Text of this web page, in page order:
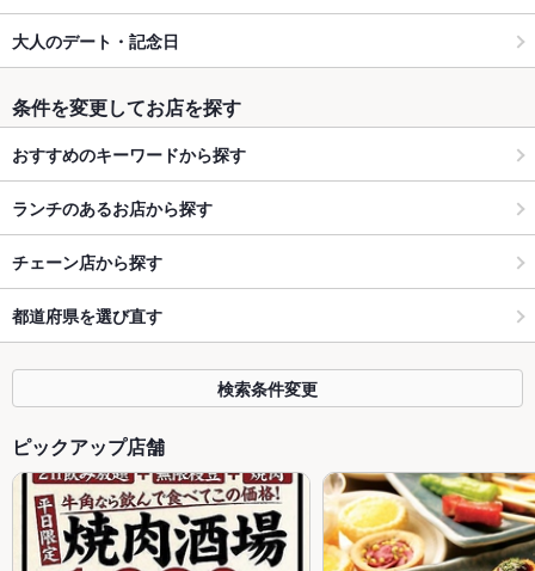
大人のデート・記念日
条件を変更してお店を探す
おすすめのキーワードから探す
ランチのあるお店から探す
チェーン店から探す
都道府県を選び直す
検索条件変更
ピックアップ店舗